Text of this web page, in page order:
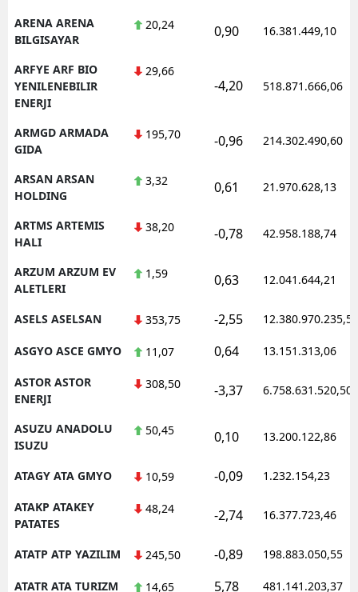
ARENA ARENA
BILGISAYAR
20,24 0,90 16.381.449,10
ARFYE ARF BIO
YENILENEBILIR
ENERJI
29,66
-4,20 518.871.666,06
ARMGD ARMADA
GIDA
195,70 -0,96 214.302.490,60
ARSAN ARSAN
HOLDING
3,32 0,61 21.970.628,13
ARTMS ARTEMIS
HALI
38,20 -0,78 42.958.188,74
ARZUM ARZUM EV
ALETLERI
1,59 0,63 12.041.644,21
ASELS ASELSAN 353,75 -2,55 12.380.970.235,50
ASGYO ASCE GMYO 11,07 0,64 13.151.313,06
ASTOR ASTOR
ENERJI
308,50 -3,37 6.758.631.520,50
ASUZU ANADOLU
ISUZU
50,45 0,10 13.200.122,86
ATAGY ATA GMYO 10,59 -0,09 1.232.154,23
ATAKP ATAKEY
PATATES
48,24 -2,74 16.377.723,46
ATATP ATP YAZILIM 245,50 -0,89 198.883.050,55
ATATR ATA TURIZM 14,65 5,78 481.141.203,37